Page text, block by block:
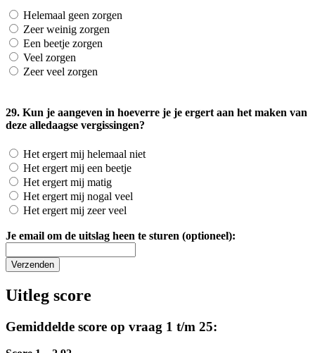
Helemaal geen zorgen
Zeer weinig zorgen
Een beetje zorgen
Veel zorgen
Zeer veel zorgen
29. Kun je aangeven in hoeverre je je ergert aan het maken van
deze alledaagse vergissingen?
Het ergert mij helemaal niet
Het ergert mij een beetje
Het ergert mij matig
Het ergert mij nogal veel
Het ergert mij zeer veel
Je email om de uitslag heen te sturen (optioneel):
Uitleg score
Gemiddelde score op vraag 1 t/m 25: